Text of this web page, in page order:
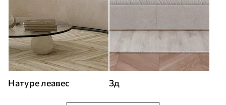
Натуре леавес 3д